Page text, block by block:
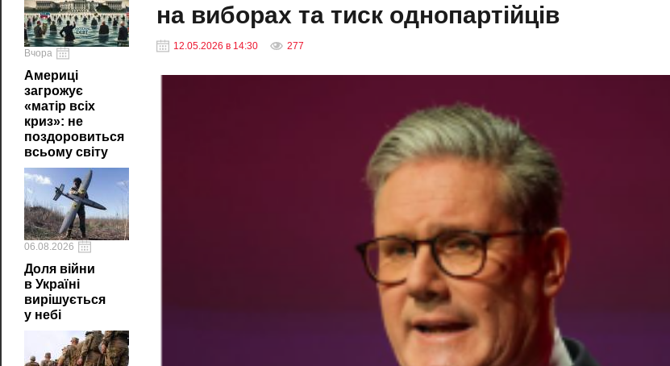
Вчора
Америці
загрожує
«матір всіх
криз»: не
поздоровиться
всьому світу
06.08.2026
Доля війни
в Україні
вирішується
у небі
на виборах та тиск однопартійців
12.05.2026 в 14:30 277